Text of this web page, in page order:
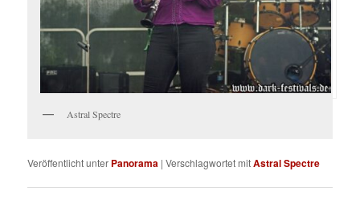
Astral Spectre
Veröffentlicht unter Panorama |Verschlagwortet mitAstral Spectre